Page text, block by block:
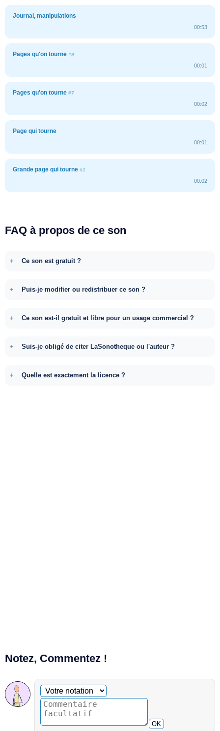
Journal, manipulations
00:53
Pages qu'on tourne #9
00:01
Pages qu'on tourne #7
00:02
Page qui tourne
00:01
Grande page qui tourne #1
00:02
FAQ à propos de ce son
Ce son est gratuit ?
Puis-je modifier ou redistribuer ce son ?
Ce son est-il gratuit et libre pour un usage commercial ?
Suis-je obligé de citer LaSonotheque ou l'auteur ?
Quelle est exactement la licence ?
Notez, Commentez !
Commentaire facultatif
Votre notation
OK